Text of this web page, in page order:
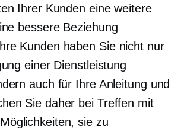
Ihrer Kunden eine weitere
bessere Beziehung
Kunden haben Sie nicht nur
einer Dienstleistung
auch für Ihre Anleitung und
Sie daher bei Treffen mit
sie zu